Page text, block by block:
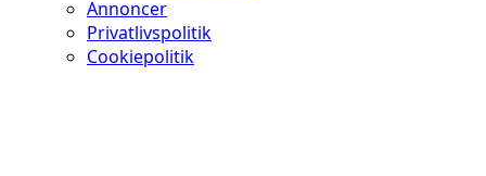
Annoncer
Privatlivspolitik
Cookiepolitik